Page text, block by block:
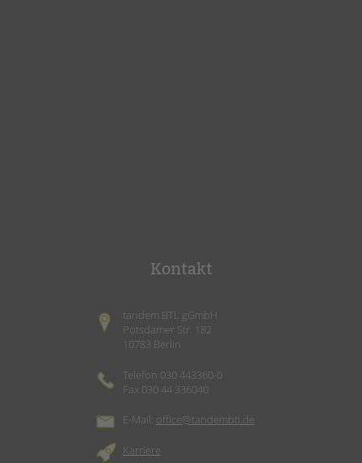
Kontakt
tandem BTL gGmbH
Potsdamer Str. 182
10783 Berlin
Telefon 030 443360-0
Fax 030 44 336040
E-Mail: office@tandembtl.de
Karriere